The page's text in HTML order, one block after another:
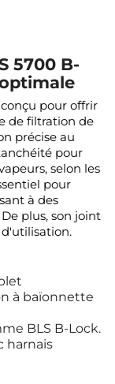
5700 B-
pour offrir
de filtration de
précise au
pour
selon les
pour
à des
plus, son joint
à baïonnette
BLS B-Lock.
harnais